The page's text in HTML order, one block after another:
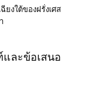
ยงใต้ของฝรั่งเศส
ละข้อเสนอ